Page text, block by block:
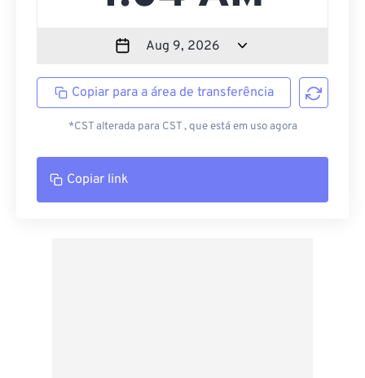
Copiar para a área de transferência
*CST alterada para CST , que está em uso agora
Copiar link